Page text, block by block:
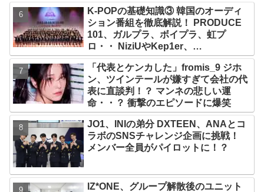
K-POPの基礎知識③ 韓国のオーディ
ション番組を徹底解説！ PRODUCE
101、ガルプラ、ボイプラ、虹プ
ロ・・ NiziUやKep1er、
ZEROBASEONEら人気グループが
続々と誕生！ JO1やINI、ME:Iを生ん
だ日プまで一挙紹介
「代表とケンカした」fromis_9 ジホ
ン、ツインテールが嫌すぎて会社の代
表に直談判！？ マンネの悲しい運
命・・？ 衝撃のエピソードに爆笑
JO1、INIの弟分 DXTEEN、ANAとコ
ラボのSNSチャレンジ企画に挑戦！
メンバー全員がパイロットに！？
IZ*ONE、グループ解散後のユニット